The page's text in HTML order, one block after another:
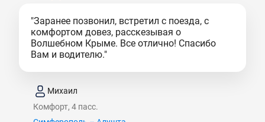
"Заранее позвонил, встретил с поезда, с
комфортом довез, расскезывая о
Волшебном Крыме. Все отлично! Спасибо
Вам и водителю."
Михаил
Комфорт, 4 пасс.